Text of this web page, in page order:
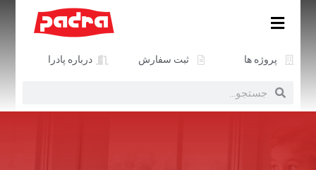
پروژه ها ثبت سفارش درباره پادرا